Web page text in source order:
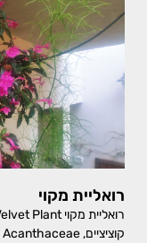
רואליית מקוי